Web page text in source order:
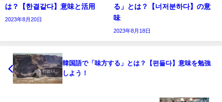
は？【한결같다】意味と活用
2023年8月20日
る」とは？【너저분하다】の意
味
2023年8月18日
韓国語で「味方する」とは？【편들다】意味を勉強
しよう！